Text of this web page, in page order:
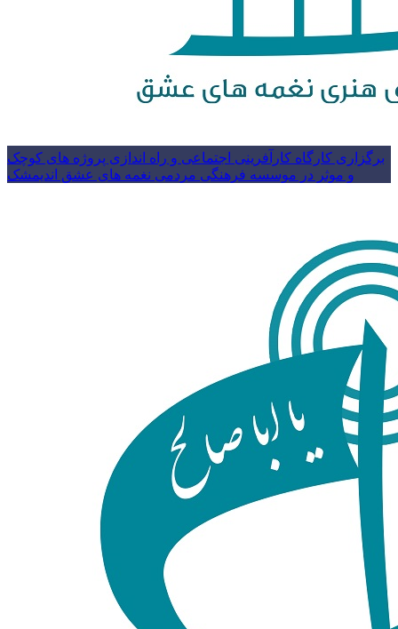
برگزاری کارگاه کارآفرینی اجتماعی و راه اندازی پروژه های کوچک
و موثر در موسسه فرهنگی مردمی نغمه های عشق اندیمشک